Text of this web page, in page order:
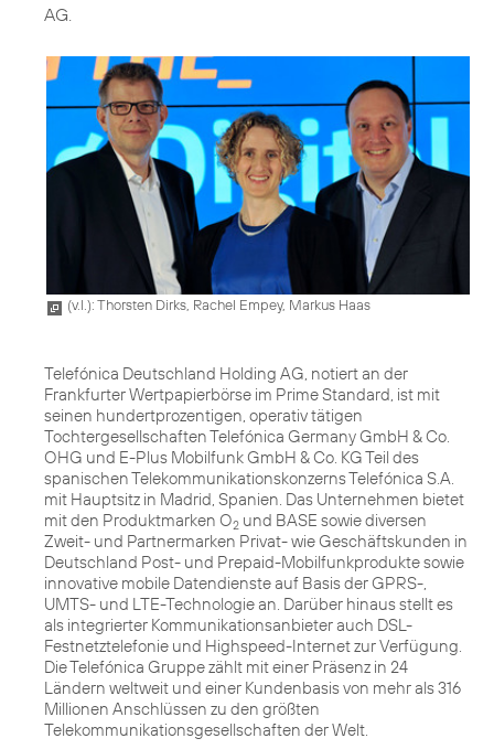
AG.
(v.l.): Thorsten Dirks, Rachel Empey, Markus Haas
Telefónica Deutschland Holding AG, notiert an der
Frankfurter Wertpapierbörse im Prime Standard, ist mit
seinen hundertprozentigen, operativ tätigen
Tochtergesellschaften Telefónica Germany GmbH & Co.
OHG und E-Plus Mobilfunk GmbH & Co. KG Teil des
spanischen Telekommunikationskonzerns Telefónica S.A.
mit Hauptsitz in Madrid, Spanien. Das Unternehmen bietet
mit den Produktmarken O2 und BASE sowie diversen
Zweit- und Partnermarken Privat- wie Geschäftskunden in
Deutschland Post- und Prepaid-Mobilfunkprodukte sowie
innovative mobile Datendienste auf Basis der GPRS-,
UMTS- und LTE-Technologie an. Darüber hinaus stellt es
als integrierter Kommunikationsanbieter auch DSL-
Festnetztelefonie und Highspeed-Internet zur Verfügung.
Die Telefónica Gruppe zählt mit einer Präsenz in 24
Ländern weltweit und einer Kundenbasis von mehr als 316
Millionen Anschlüssen zu den größten
Telekommunikationsgesellschaften der Welt.